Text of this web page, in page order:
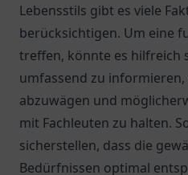
Lebensstils gibt es viele
berücksichtigen. Um eine
treffen, könnte es hilfreich
umfassend zu
abzuwägen und
mit Fachleuten zu halten.
sicherstellen, dass die
Bedürfnissen optimal